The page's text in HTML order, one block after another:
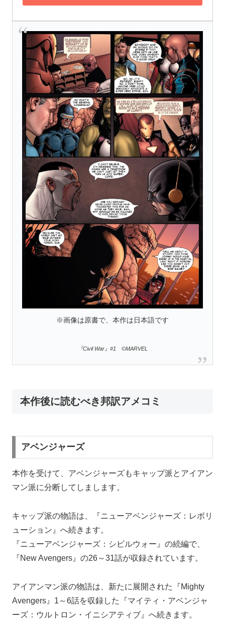
※画像は原書で、本作は日本語です
『Civil War』#1 ©MARVEL
本作後に読むべき邦訳アメコミ
アベンジャーズ
本作を受けて、アベンジャーズもキャップ派とアイアン
マン派に分断してしまします。
キャップ派の物語は、『ニューアベンジャーズ：レボリ
ューション』へ続きます。
『ニューアベンジャーズ：シビルウォー』の続編で、
『New Avengers』の26～31話が収録されています。
アイアンマン派の物語は、新たに展開された『Mighty
Avengers』1～6話を収録した『マイティ・アベンジャ
ーズ：ウルトロン・イニシアティブ』へ続きます。